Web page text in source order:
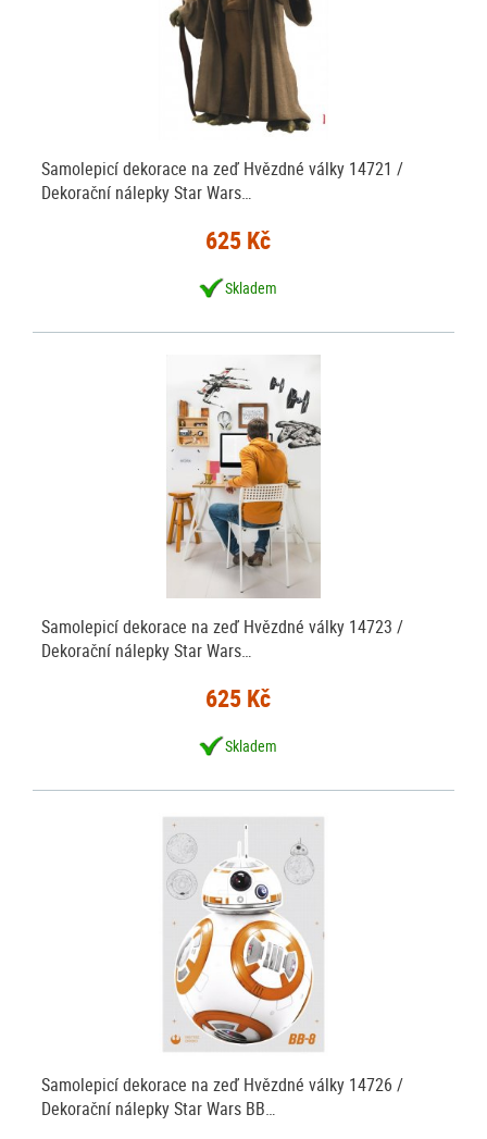
Samolepicí dekorace na zeď Hvězdné války 14721 /
Dekorační nálepky Star Wars…
625 Kč
Skladem
Samolepicí dekorace na zeď Hvězdné války 14723 /
Dekorační nálepky Star Wars…
625 Kč
Skladem
Samolepicí dekorace na zeď Hvězdné války 14726 /
Dekorační nálepky Star Wars BB…